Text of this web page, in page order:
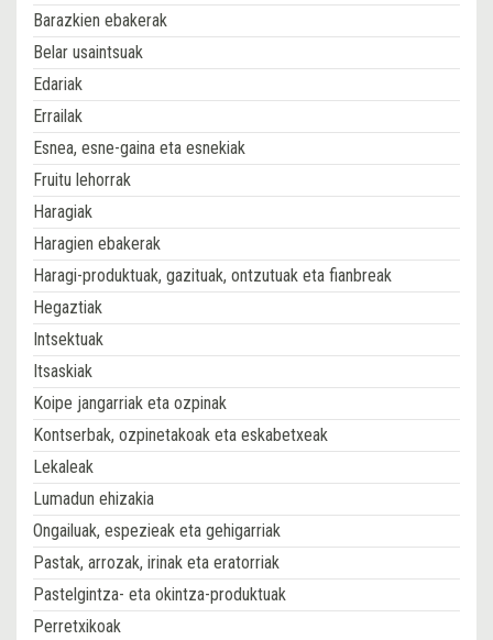
Barazkien ebakerak
Belar usaintsuak
Edariak
Errailak
Esnea, esne-gaina eta esnekiak
Fruitu lehorrak
Haragiak
Haragien ebakerak
Haragi-produktuak, gazituak, ontzutuak eta fianbreak
Hegaztiak
Intsektuak
Itsaskiak
Koipe jangarriak eta ozpinak
Kontserbak, ozpinetakoak eta eskabetxeak
Lekaleak
Lumadun ehizakia
Ongailuak, espezieak eta gehigarriak
Pastak, arrozak, irinak eta eratorriak
Pastelgintza- eta okintza-produktuak
Perretxikoak